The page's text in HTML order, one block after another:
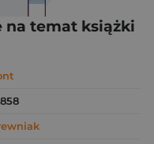
na temat książki